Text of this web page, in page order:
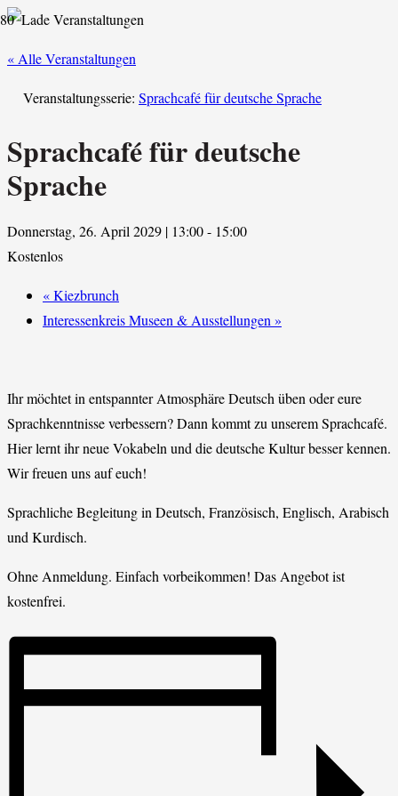
« Alle Veranstaltungen
Veranstaltungsserie: Sprachcafé für deutsche Sprache
Sprachcafé für deutsche
Sprache
Donnerstag, 26. April 2029 | 13:00- 15:00
Kostenlos
«Kiezbrunch
Interessenkreis Museen & Ausstellungen »
Ihr möchtet in entspannter Atmosphäre Deutsch üben oder eure
Sprachkenntnisse verbessern? Dann kommt zu unserem Sprachcafé.
Hier lernt ihr neue Vokabeln und die deutsche Kultur besser kennen.
Wir freuen uns auf euch!
Sprachliche Begleitung in Deutsch, Französisch, Englisch, Arabisch
und Kurdisch.
Ohne Anmeldung. Einfach vorbeikommen! Das Angebot ist
kostenfrei.